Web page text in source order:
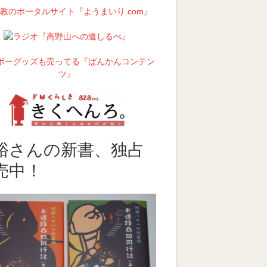
さんの新書、独占
中！